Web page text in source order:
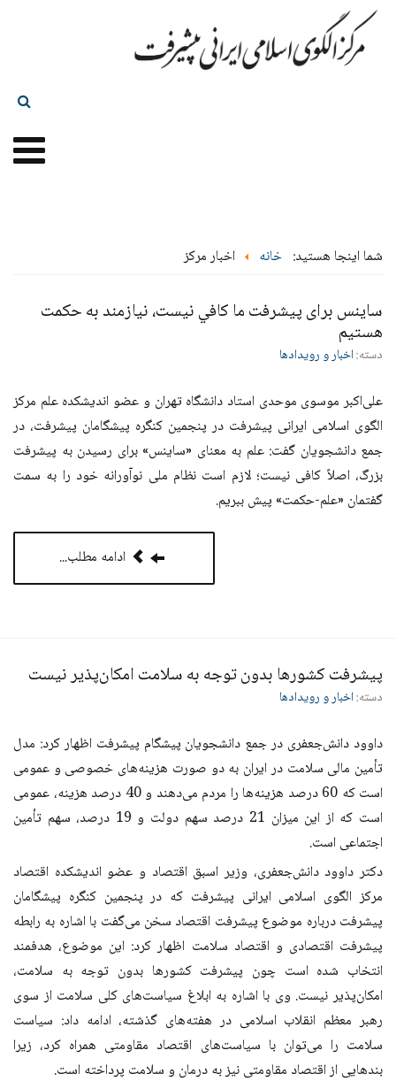
شما اینجا هستید: خانه اخبار مرکز
ساینس برای پیشرفت ما كافي نيست، نیازمند به حکمت
هستیم
دسته:اخبار و رویدادها
علی‌اکبر موسوی موحدی استاد دانشگاه تهران و عضو اندیشکده علم مرکز
الگوی اسلامی ایرانی پیشرفت در پنجمین کنگره پیشگامان پیشرفت، در
جمع دانشجویان گفت: علم به معنای «ساینس» برای رسیدن به پیشرفت
بزرگ، اصلاً کافی نیست؛ لازم است نظام ملی نوآورانه خود را به سمت
گفتمان «علم-حکمت» پیش ببریم.
ادامه مطلب...
پیشرفت کشورها بدون توجه به سلامت امکان‌پذیر نیست
دسته:اخبار و رویدادها
داوود دانش‌جعفری در جمع دانشجویان پیشگام پیشرفت اظهار كرد: مدل
تأمین مالی سلامت در ایران به دو صورت هزینه‌های خصوصی و عمومی
است که 60 درصد هزینه‌ها را مردم می‌دهند و 40 درصد هزینه، عمومی
است که از این میزان 21 درصد سهم دولت و 19 درصد، سهم تأمین
اجتماعی است.
دکتر داوود دانش‌جعفری، وزیر اسبق اقتصاد و عضو اندیشکده اقتصاد
مرکز الگوی اسلامی ایرانی پیشرفت که در پنجمین کنگره پیشگامان
پیشرفت درباره موضوع پیشرفت اقتصاد سخن می‌گفت با اشاره به رابطه
پیشرفت اقتصادی و اقتصاد سلامت اظهار كرد: این موضوع، هدفمند
انتخاب شده است چون پیشرفت کشورها بدون توجه به سلامت،
امکان‌پذیر نیست. وی با اشاره به ابلاغ سیاست‌های کلی سلامت از سوی
رهبر معظم انقلاب اسلامی در هفته‌های گذشته، ادامه داد: سیاست
سلامت را می‌توان با سیاست‌های اقتصاد مقاومتی همراه کرد، زیرا
بندهایی از اقتصاد مقاومتی نیز به درمان و سلامت پرداخته است.